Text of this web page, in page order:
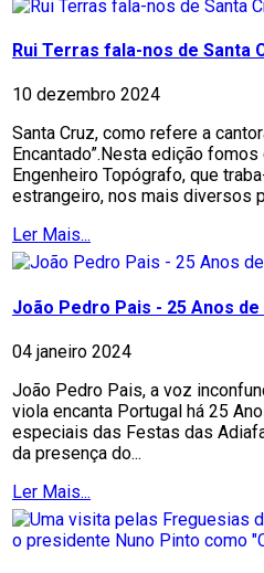
Rui Terras fala-nos de Santa
10 dezembro 2024
Santa Cruz, como refere a
Encantado”.Nesta edição
Engenheiro Topógrafo, que
estrangeiro, nos mais diversos
Ler Mais...
João Pedro Pais - 25 Anos
04 janeiro 2024
João Pedro Pais, a voz
viola encanta Portugal há 25
especiais das Festas das
da presença do...
Ler Mais...